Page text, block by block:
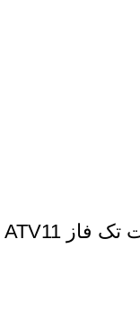
اینورتر 2.2 کيلو وات تک فاز ATV11